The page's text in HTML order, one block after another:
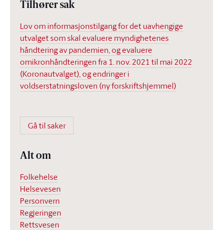
Tilhører sak
Lov om informasjonstilgang for det uavhengige
utvalget som skal evaluere myndighetenes
håndtering av pandemien, og evaluere
omikronhåndteringen fra 1. nov. 2021 til mai 2022
(Koronautvalget), og endringer i
voldserstatningsloven (ny forskriftshjemmel)
Gå til saker
Alt om
Folkehelse
Helsevesen
Personvern
Regjeringen
Rettsvesen